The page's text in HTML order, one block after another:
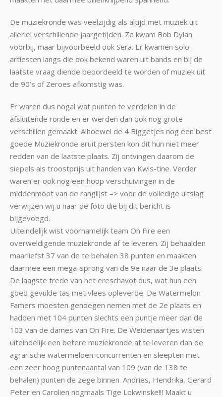
De muziekronde was veelzijdig als altijd met muziek uit
allerlei verschillende jaargetijden. Zo kwam Bob Dylan
voorbij, maar bijvoorbeeld ook Sera. Er kwamen solo-
artiesten langs die ook bekend waren uit bands en bij de
laatste vraag diende beoordeeld te worden of muziek uit
de 90’s of Zeroes afkomstig was.
Er waren dus nogal wat punten te verdelen in de
afsluitende ronde en er werden dan ook nog grote
verschillen gemaakt. Alhoewel de 4 Biggetjes nog een best
goede Muziekronde eruit persten kon dit hun niet meer
redden van de laatste plaats. Zij ontvingen daarom de
siepels als troostprijs uit handen van Kwis-tine. Verder
waren er ook nog een hoop verschuivingen in de
middenmoot van de ranglijst –> voor de volledige uitslag
verwijzen wij u naar de foto die bij dit bericht is
bijgevoegd.
Uiteindelijk wist voornamelijk team On Fire een
overweldigende muziekronde af te leveren. Zij behaalden
maarliefst 37 van de te behalen 38 punten en maakten
daarmee een mega-sprong van de 9e naar de 3e plaats.
De laagste trede van het ereschavot dus, wat hun een
goed gevulde tas met vlees opleverde. De Watermelon
Famers moesten genoegen nemen met de 2e plaats en
hadden met 104 punten slechts een puntje meer dan de
103 van de dames van On Fire. De Weidenaartjes wisten
uiteindelijk een betere muziekronde af te leveren dan de
agrarische watermeloen-concurrenten en sleepten met
een zeer hoog puntenaantal van 109 (van de 138 te
behalen) punten de zege binnen. Andries, Hendrika, Gerard
Peter en Carolien nogmaals Tige Lokwinske!!! Maakt u